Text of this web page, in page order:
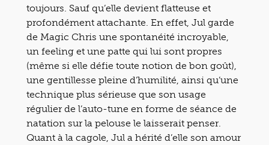
toujours. Sauf qu’elle devient flatteuse et
profondément attachante. En effet, Jul garde
de Magic Chris une spontanéité incroyable,
un feeling et une patte qui lui sont propres
(même si elle défie toute notion de bon goût),
une gentillesse pleine d’humilité, ainsi qu’une
technique plus sérieuse que son usage
régulier de l’auto-tune en forme de séance de
natation sur la pelouse le laisserait penser.
Quant à la cagole, Jul a hérité d’elle son amour